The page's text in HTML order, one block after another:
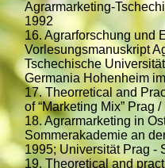
Agrarmarketing-
1992
16. Agrarforschung und
Vorlesungsmanuskript
Tschechische
Germania Hohenheim
17. Theorretical and
of “Marketing Mix” Prag
18. Agrarmarketing in
Sommerakademie an
1995; Universität Prag -
19. Theoretical and